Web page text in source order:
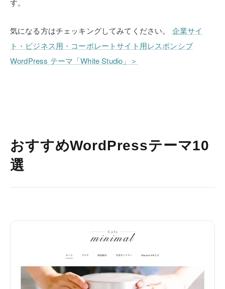
す。
気になる方はチェッキングしてみてください。
企業サイ
ト・ビジネス用・コーポレートサイト用レスポンシブ
WordPress テーマ「White Studio」＞
おすすめWordPressテーマ10
選